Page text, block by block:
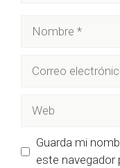
Guarda mi
este navegador